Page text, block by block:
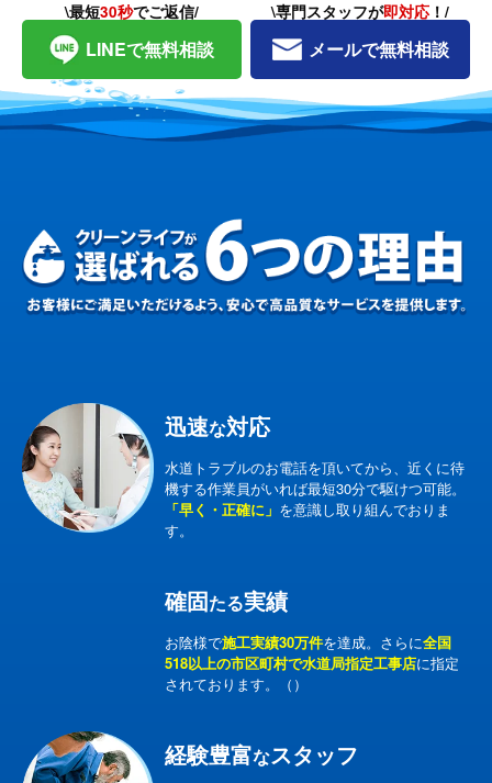
LINEで無料相談
\最短30秒でご返信/
メールで無料相談
\専門スタッフが即対応 ！/
迅速な対応
水道トラブルのお電話を頂いてから、近くに待
機する作業員がいれば最短30分で駆けつ可能。
「早く・正確に」 を意識し取り組んでおりま
す。
確固たる実績
お陰様で施工実績30万件を達成。さらに全国
518以上の市区町村で水道局指定工事店に指定
されております。（）
経験豊富なスタッフ